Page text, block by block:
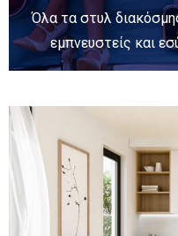
Όλα τα στυλ
εμπνευστείς και